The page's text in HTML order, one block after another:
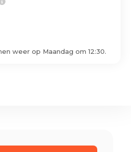
weer op Maandag om 12:30.